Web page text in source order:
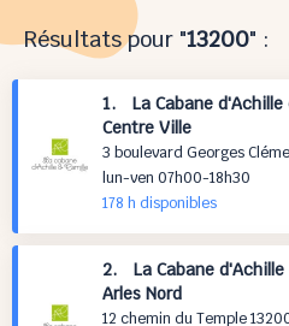
Résultats pour "13200" :
1. La Cabane d'Achille
Centre Ville
3 boulevard Georges
lun-ven 07h00-18h30
178 h disponibles
2. La Cabane
Arles Nord
12 chemin du Temple